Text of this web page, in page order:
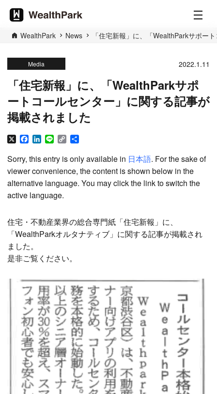
WealthPark News 「住宅新報」に、「WealthParkサポー
Media 2022.1.11
「住宅新報」に、「WealthParkサポ
ートコールセンター」に関する記事が
掲載されました
X Facebook
LinkedIn
Line Copy
Sorry, this entry is only available in 日本語. For the sake of
viewer convenience, the content is shown below in the
alternative language. You may click the link to switch the
active language.
住宅・不動産業界の総合専門紙「住宅新報」に、
「WealthParkオルタナティブ」に関する記事が掲載され
ました。
是非ご覧ください。